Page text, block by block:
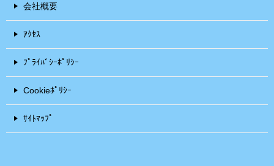
会社概要
ｱｸｾｽ
ﾌﾟﾗｲﾊﾞｼｰﾎﾟﾘｼｰ
Cookieﾎﾟﾘｼｰ
ｻｲﾄﾏｯﾌﾟ